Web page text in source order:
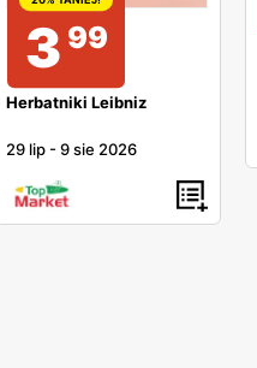
3 99
Herbatniki Leibniz
29 lip -9 sie 2026